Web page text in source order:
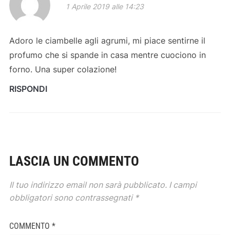
1 Aprile 2019 alle 14:23
Adoro le ciambelle agli agrumi, mi piace sentirne il
profumo che si spande in casa mentre cuociono in
forno. Una super colazione!
RISPONDI
LASCIA UN COMMENTO
Il tuo indirizzo email non sarà pubblicato. I campi
obbligatori sono contrassegnati *
COMMENTO *